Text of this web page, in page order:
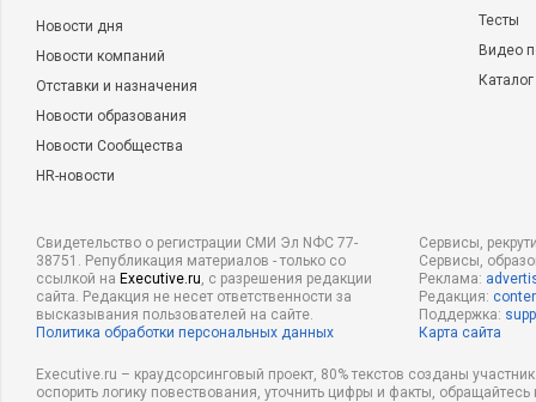
Новости дня
Новости компаний
Отставки и назначения
Новости образования
Новости Сообщества
HR-новости
Тесты
Видео
Свидетельство о регистрации СМИ Эл NФС 77-
38751. Републикация материалов - только со
ссылкой на Executive.ru, с разрешения редакции
сайта. Редакция не несет ответственности за
высказывания пользователей на сайте.
Политика обработки персональных данных
Сервисы,
Сервисы,
Реклама:
Редакция:
Поддержка:
Карта сайта
Executive.ru – краудсорсинговый проект, 80% текстов созданы
оспорить логику повествования, уточнить цифры и факты,